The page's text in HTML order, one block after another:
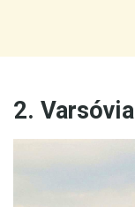
2. Varsóvia